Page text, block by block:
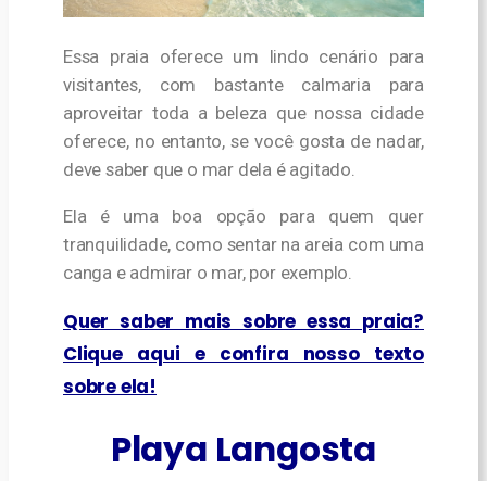
Essa praia oferece um lindo cenário para
visitantes, com bastante calmaria para
aproveitar toda a beleza que nossa cidade
oferece, no entanto, se você gosta de nadar,
deve saber que o mar dela é agitado.
Ela é uma boa opção para quem quer
tranquilidade, como sentar na areia com uma
canga e admirar o mar, por exemplo.
Quer saber mais sobre essa praia?
Clique aqui e confira nosso texto
sobre ela!
Playa Langosta